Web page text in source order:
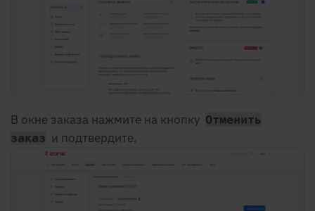
В окне заказа нажмите на кнопку Отменить
заказ и подтвердите.